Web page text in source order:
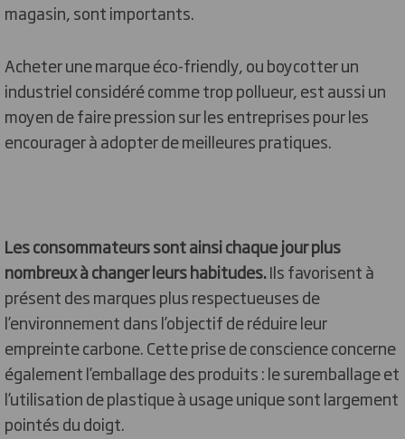
magasin, sont importants.
Acheter une marque éco-friendly, ou boycotter un
industriel considéré comme trop pollueur, est aussi un
moyen de faire pression sur les entreprises pour les
encourager à adopter de meilleures pratiques.
Les consommateurs sont ainsi chaque jour plus
nombreux à changer leurs habitudes.Ils favorisent à
présent des marques plus respectueuses de
l’environnement dans l’objectif de réduire leur
empreinte carbone. Cette prise de conscience concerne
également l’emballage des produits : le suremballage et
l’utilisation de plastique à usage unique sont largement
pointés du doigt.